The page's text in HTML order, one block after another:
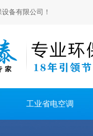
备有限公司！
工业省电空调